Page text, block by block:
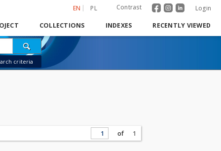
EN PL Contrast Login
COLLECTIONS INDEXES RECENTLY VIEWED
criteria
of 1